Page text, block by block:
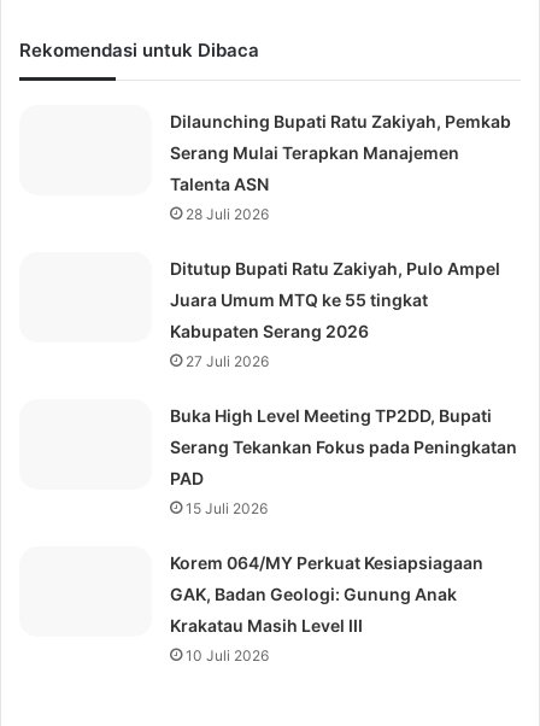
Rekomendasi untuk Dibaca
Dilaunching Bupati Ratu Zakiyah, Pemkab
Serang Mulai Terapkan Manajemen
Talenta ASN
28 Juli 2026
Ditutup Bupati Ratu Zakiyah, Pulo Ampel
Juara Umum MTQ ke 55 tingkat
Kabupaten Serang 2026
27 Juli 2026
Buka High Level Meeting TP2DD, Bupati
Serang Tekankan Fokus pada Peningkatan
PAD
15 Juli 2026
Korem 064/MY Perkuat Kesiapsiagaan
GAK, Badan Geologi: Gunung Anak
Krakatau Masih Level III
10 Juli 2026